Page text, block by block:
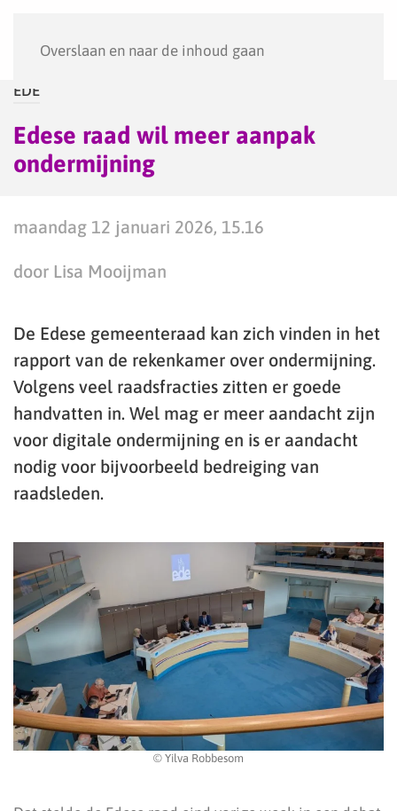
Overslaan en naar de inhoud gaan
EDE
Edese raad wil meer aanpak
ondermijning
maandag 12 januari 2026, 15.16
door Lisa Mooijman
De Edese gemeenteraad kan zich vinden in het
rapport van de rekenkamer over ondermijning.
Volgens veel raadsfracties zitten er goede
handvatten in. Wel mag er meer aandacht zijn
voor digitale ondermijning en is er aandacht
nodig voor bijvoorbeeld bedreiging van
raadsleden.
© Yilva Robbesom